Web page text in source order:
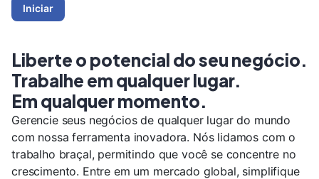
Iniciar
Trabalhe em qualquer lugar.
Em qualquer momento.
Gerencie seus negócios de qualquer lugar do mundo
com nossa ferramenta inovadora. Nós lidamos com o
trabalho braçal, permitindo que você se concentre no
crescimento. Entre em um mercado global, simplifique